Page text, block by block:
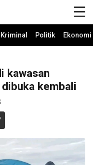
Politik
kawasan
dibuka kembali